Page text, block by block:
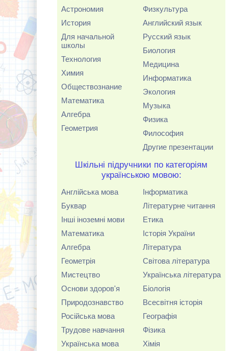
Астрономия
История
Для начальной
школы
Технология
Химия
Обществознание
Математика
Алгебра
Геометрия
Физкультура
Английский язык
Русский язык
Биология
Медицина
Информатика
Экология
Музыка
Физика
Философия
Другие презентации
Шкільні підручники по категоріям
українською мовою:
Англійська мова
Буквар
Інші іноземні мови
Математика
Алгебра
Геометрія
Мистецтво
Основи здоров'я
Природознавство
Російська мова
Трудове навчання
Українська мова
Інформатика
Літературне читання
Етика
Історія України
Література
Світова література
Українська література
Біологія
Всесвітня історія
Географія
Фізика
Хімія